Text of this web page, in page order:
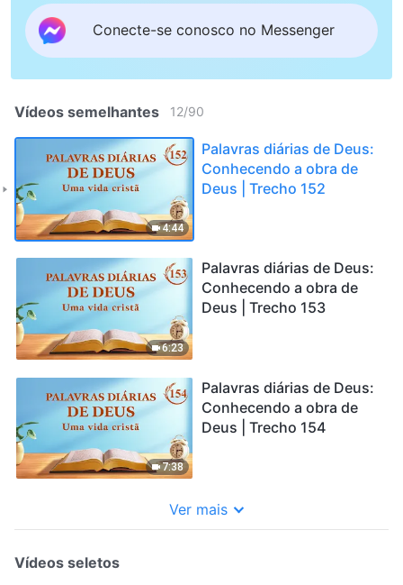
Conecte-se conosco no Messenger
Vídeos semelhantes 12/90
4:44
Palavras diárias de Deus:
Conhecendo a obra de
Deus | Trecho 152
6:23
Palavras diárias de Deus:
Conhecendo a obra de
Deus | Trecho 153
7:38
Palavras diárias de Deus:
Conhecendo a obra de
Deus | Trecho 154
Ver mais
Vídeos seletos